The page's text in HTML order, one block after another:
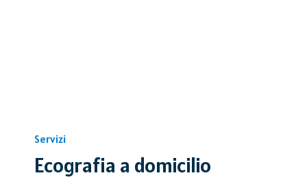
Servizi
Ecografia a domicilio